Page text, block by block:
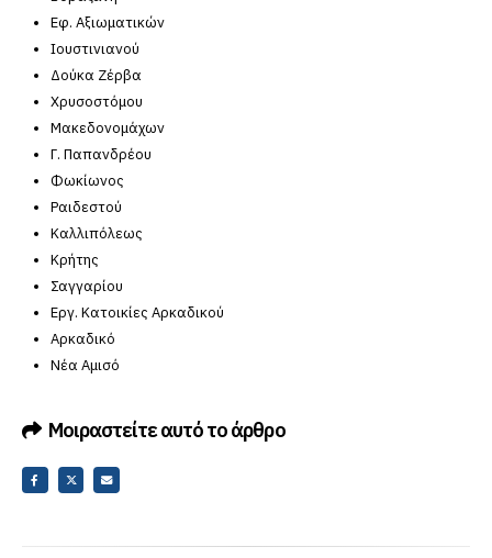
Εφ. Αξιωματικών
Ιουστινιανού
Δούκα Ζέρβα
Χρυσοστόμου
Μακεδονομάχων
Γ. Παπανδρέου
Φωκίωνος
Ραιδεστού
Καλλιπόλεως
Κρήτης
Σαγγαρίου
Εργ. Κατοικίες Αρκαδικού
Αρκαδικό
Νέα Αμισό
Μοιραστείτε αυτό το άρθρο